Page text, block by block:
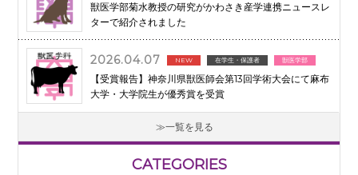
獣医学部菊水教授の研究がかわさき産学連携ニュースレ
ターで紹介されました
2026.04.07 NEW 在学生・保護者 獣医学部
【受賞報告】神奈川県獣医師会第13回学術大会にて麻布
大学・大学院生が優秀賞を受賞
一覧を見る
CATEGORIES